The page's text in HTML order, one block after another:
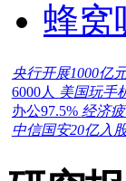
蜂窝
央行开展1000亿
6000人 美国玩手
办公97.5% 经济
中信国安20亿入